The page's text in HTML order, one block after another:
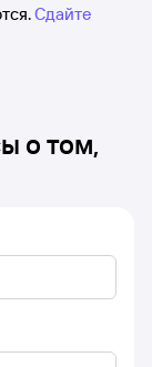
Сдайте
о том,